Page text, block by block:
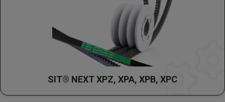
SIT® NEXT XPZ, XPA, XPB, XPC